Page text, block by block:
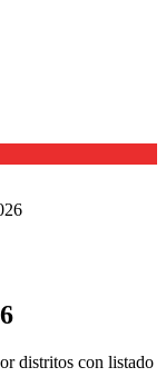
distritos con listado